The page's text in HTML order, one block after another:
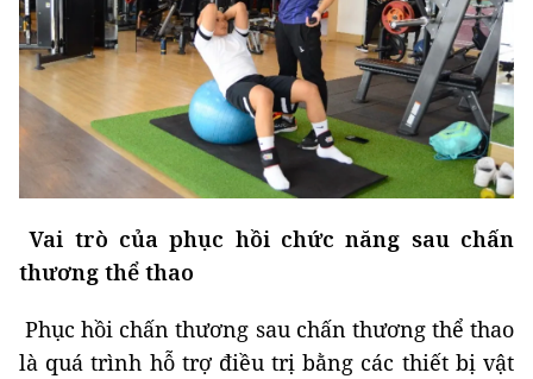
Vai trò của phục hồi chức năng sau chấn
thương thể thao
Phục hồi chấn thương sau chấn thương thể thao
là quá trình hỗ trợ điều trị bằng các thiết bị vật